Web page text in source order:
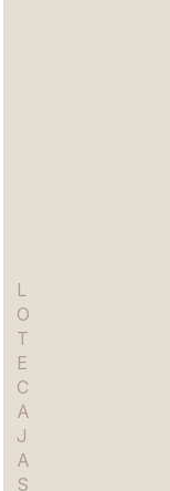
L
O
T
E
C
A
J
A
S